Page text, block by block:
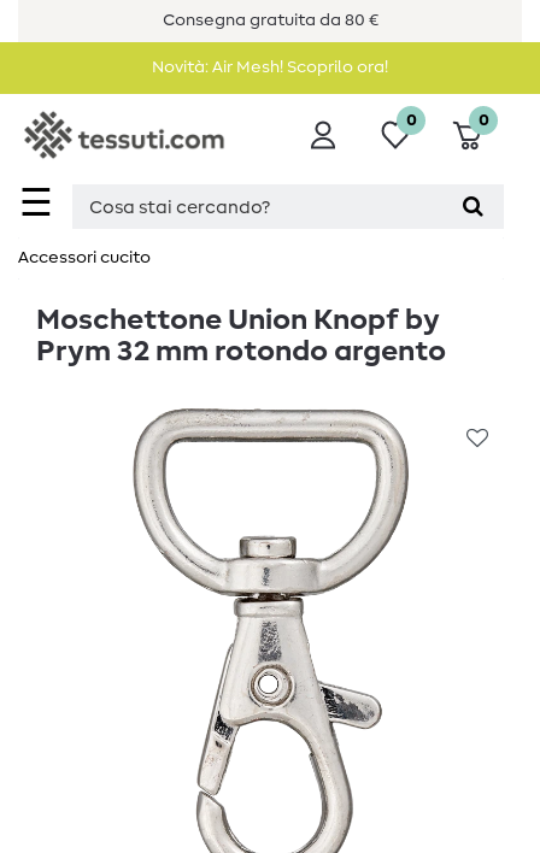
Consegna gratuita da 80 €
Novità: Air Mesh! Scoprilo ora!
☰
0 0
Accessori cucito
Moschettone Union Knopf by
Prym 32 mm rotondo argento